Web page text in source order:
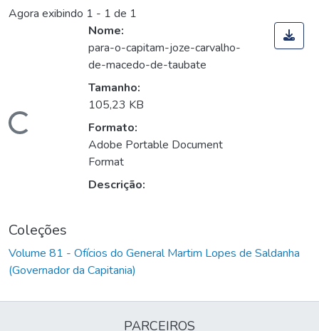
Agora exibindo 1 - 1 de 1
Carregando...
Nome:
para-o-capitam-joze-carvalho-
de-macedo-de-taubate
Tamanho:
105,23 KB
Formato:
Adobe Portable Document
Format
Descrição:
Coleções
Volume 81 - Ofícios do General Martim Lopes de Saldanha
(Governador da Capitania)
PARCEIROS